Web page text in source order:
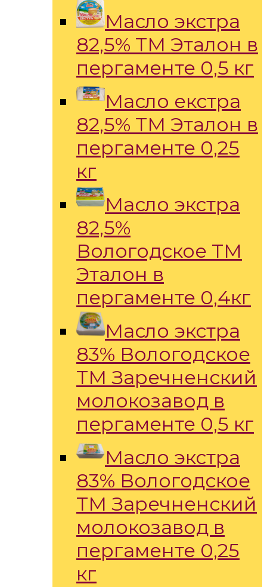
Масло экстра
82,5% ТМ Эталон в
пергаменте 0,5 кг
Масло екстра
82,5% ТМ Эталон в
пергаменте 0,25
кг
Масло экстра
82,5%
Вологодское ТМ
Эталон в
пергаменте 0,4кг
Масло экстра
83% Вологодское
ТМ Заречненский
молокозавод в
пергаменте 0,5 кг
Масло экстра
83% Вологодское
ТМ Заречненский
молокозавод в
пергаменте 0,25
кг